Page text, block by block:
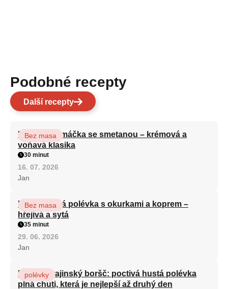
Podobné recepty
Další recepty
Houbová omáčka se smetanou – krémová a
voňavá klasika
Bez masa
30 minut
16. 07. 2026
Jan
Bramborová polévka s okurkami a koprem –
hřejivá a sytá
Bez masa
35 minut
29. 06. 2026
Jan
Pravý ukrajinský boršč: poctivá hustá polévka
plná chuti, která je nejlepší až druhý den
polévky